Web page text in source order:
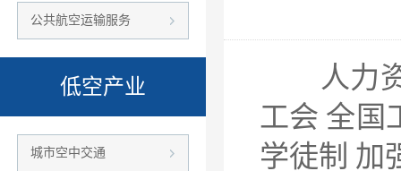
公共航空运输服务
低空产业
城市空中交通
人力资
工会 全国
学徒制 加